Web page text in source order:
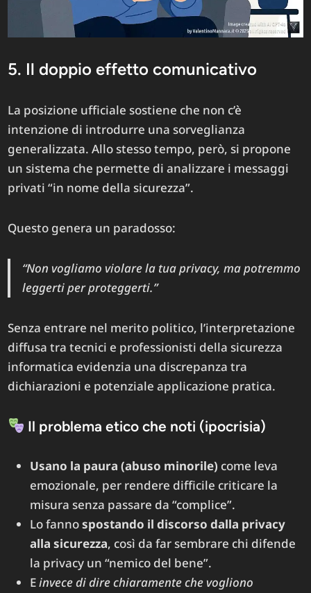
5. Il doppio effetto comunicativo
La posizione ufficiale sostiene che non c’è
intenzione di introdurre una sorveglianza
generalizzata. Allo stesso tempo, però, si propone
un sistema che permette di analizzare i messaggi
privati “in nome della sicurezza”.
Questo genera un paradosso:
“Non vogliamo violare la tua privacy, ma potremmo
leggerti per proteggerti.”
Senza entrare nel merito politico, l’interpretazione
diffusa tra tecnici e professionisti della sicurezza
informatica evidenzia una discrepanza tra
dichiarazioni e potenziale applicazione pratica.
Il problema etico che noti (ipocrisia)
Usano la paura (abuso minorile) come leva
emozionale, per rendere difficile criticare la
misura senza passare da “complice”.
Lo fannospostando il discorso dalla privacy
alla sicurezza, così da far sembrare chi difende
la privacy un “nemico del bene”.
Einvece di dire chiaramente che vogliono